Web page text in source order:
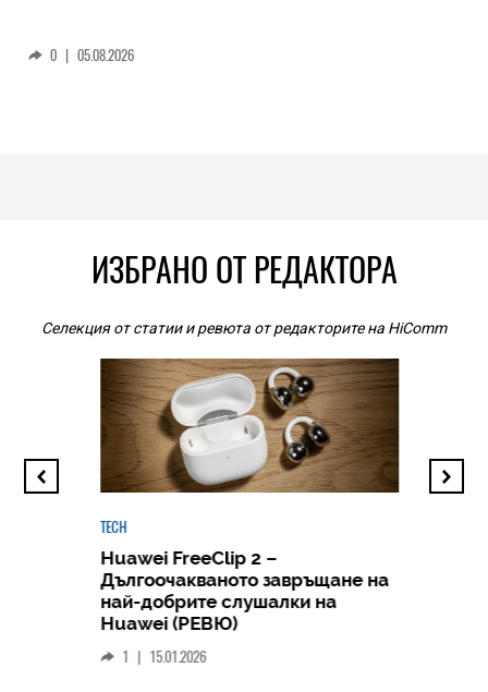
0 05.08.2026
ИЗБРАНО ОТ РЕДАКТОРА
Селекция от статии и ревюта от редакторите на HiComm
TECH
Huawei FreeClip 2 –
Дългоочакваното завръщане на
най-добрите слушалки на
Huawei (РЕВЮ)
1 15.01.2026